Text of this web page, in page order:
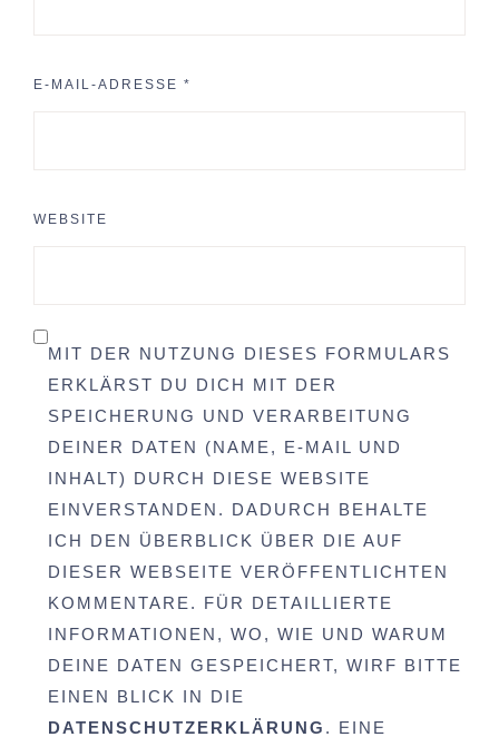
E-MAIL-ADRESSE *
WEBSITE
MIT DER NUTZUNG DIESES FORMULARS
ERKLÄRST DU DICH MIT DER
SPEICHERUNG UND VERARBEITUNG
DEINER DATEN (NAME, E-MAIL UND
INHALT) DURCH DIESE WEBSITE
EINVERSTANDEN. DADURCH BEHALTE
ICH DEN ÜBERBLICK ÜBER DIE AUF
DIESER WEBSEITE VERÖFFENTLICHTEN
KOMMENTARE. FÜR DETAILLIERTE
INFORMATIONEN, WO, WIE UND WARUM
DEINE DATEN GESPEICHERT, WIRF BITTE
EINEN BLICK IN DIE
DATENSCHUTZERKLÄRUNG . EINE